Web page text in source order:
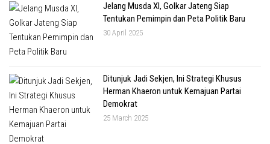
Jelang Musda XI, Golkar Jateng Siap
Tentukan Pemimpin dan Peta Politik Baru
30 April 2025
Ditunjuk Jadi Sekjen, Ini Strategi Khusus
Herman Khaeron untuk Kemajuan Partai
Demokrat
25 March 2025